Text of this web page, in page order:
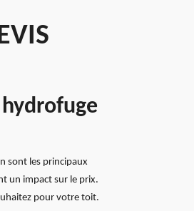
sont les principaux
un impact sur le prix.
pour votre toit.